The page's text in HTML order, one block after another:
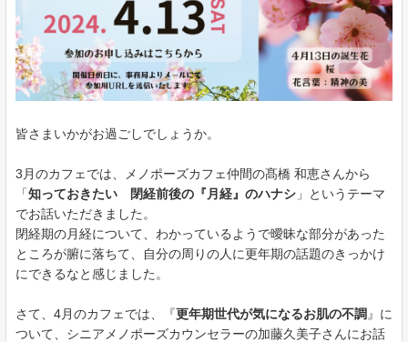
皆さまいかがお過ごしでしょうか。
3月のカフェでは、メノポーズカフェ仲間の髙橋 和恵さんから
「知っておきたい 閉経前後の『月経』のハナシ 」というテーマ
でお話いただきました。
閉経期の月経について、わかっているようで曖昧な部分があった
ところが腑に落ちて、自分の周りの人に更年期の話題のきっかけ
にできるなと感じました。
さて、4月のカフェでは、『更年期世代が気になるお肌の不調 』に
ついて、シニアメノポーズカウンセラーの加藤久美子さんにお話